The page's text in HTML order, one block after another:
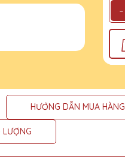
-
HƯỚNG DẪN MUA HÀNG
LƯỢNG